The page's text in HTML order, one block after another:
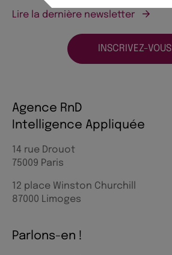
Lire la dernière newsletter
INSCRIVEZ-VOUS
Agence RnD
Intelligence Appliquée
14 rue Drouot
75009 Paris
12 place Winston Churchill
87000 Limoges
Parlons-en !